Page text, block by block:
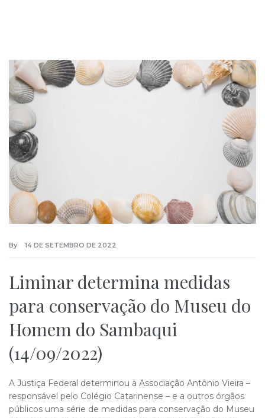
By 14 DE SETEMBRO DE 2022
Liminar determina medidas
para conservação do Museu do
Homem do Sambaqui
(14/09/2022)
A Justiça Federal determinou à Associação Antônio Vieira –
responsável pelo Colégio Catarinense – e a outros órgãos
públicos uma série de medidas para conservação do Museu